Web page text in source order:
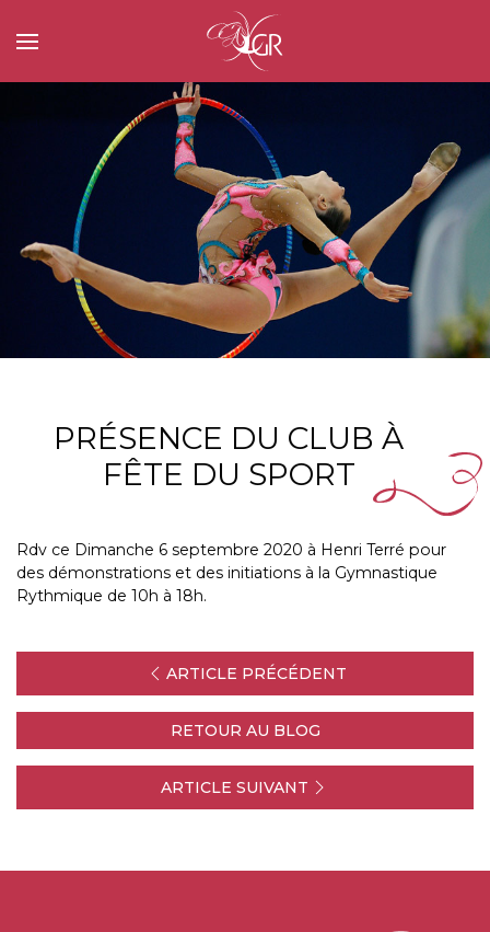
PRÉSENCE DU CLUB À
FÊTE DU SPORT
Rdv ce Dimanche 6 septembre 2020 à Henri Terré pour
des démonstrations et des initiations à la Gymnastique
Rythmique de 10h à 18h.
ARTICLE PRÉCÉDENT
RETOUR AU BLOG
ARTICLE SUIVANT